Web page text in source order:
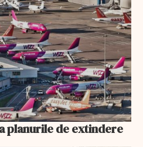
planurile de extindere